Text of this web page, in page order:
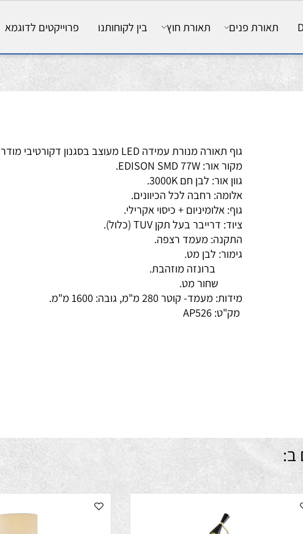
תאורת פנים תאורת חוץ בין לקוחותנו פרוייקטים לדוגמא
גוף תאורה מנורת עמידה LED מעוצב בסגנון דקורטיבי מודרני.
מקור אור: EDISON SMD 77W.
גוון אור: לבן חם 3000K.
אלומה: רחבה לכל הכיוונים.
גוף: אלומיניום + כיסוי אקרילי.
ציוד: דרייבר בעל תקן TUV (כלול).
התקנה: מעמד רצפה.
גימור: לבן מט.
ברונזה מוזהבת.
שחור מט.
מידות: מעמד- קוטר 280 מ"מ, גובה: 1600 מ"מ.